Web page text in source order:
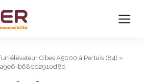
élévateur Cibes A5000 à Pertuis (84) »
b680d2910d8d